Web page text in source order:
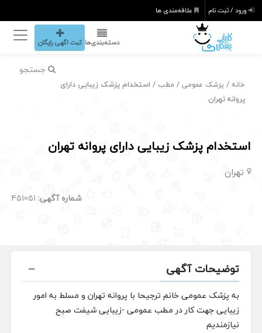
ورود / ثبت نام علاقه‌مندی ها
دسته‌بندی‌ها ثبت اگهی رایگان
جستجو
خانه / پزشک عمومی / مطب / استخدام پزشک زیبایی دارای
پروانه تهران
استخدام پزشک زیبایی دارای پروانه تهران
تهران
شماره آگهی: 451051
توضیحات آگهی
به پزشک عمومی خانم ترجیحا با پروانه تهران و مسلط به امور
زیبایی جهت کار در مطب عمومی -زیبایی شیفت صبح
نیازمندیم